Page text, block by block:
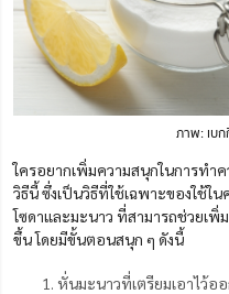
ภาพ: เบก
ใครอยากเพิ่มความสนุกในการท
วิธีนี้ ซึ่งเป็นวิธีที่ใช้เฉพาะของใช้ใ
โซดาและมะนาว ที่สามารถช่วยเ
ขึ้น โดยมีขั้นตอนสนุก ๆ ดังนี้
หั่นมะนาวที่เตรียมเอาไว้อ